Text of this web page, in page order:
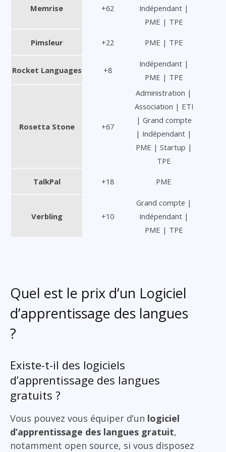
Memrise +62
Indépendant |
PME | TPE
Pimsleur +22 PME | TPE
Rocket Languages +8
Indépendant |
PME | TPE
Rosetta Stone +67
Administration |
Association | ETI
| Grand compte
| Indépendant |
PME | Startup |
TPE
TalkPal +18 PME
Verbling +10
Grand compte |
Indépendant |
PME | TPE
Quel est le prix d’un Logiciel
d’apprentissage des langues
?
Existe-t-il des logiciels
d’apprentissage des langues
gratuits ?
Vous pouvez vous équiper d’un logiciel
d’apprentissage des langues gratuit,
notamment open source, si vous disposez